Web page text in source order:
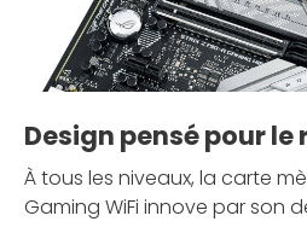
Design pensé pour
À tous les niveaux, la carte
Gaming WiFi innove par son